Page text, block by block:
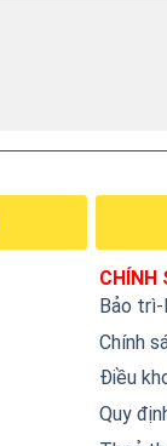
CHÍNH
Bảo
Chính
Điều
Quy